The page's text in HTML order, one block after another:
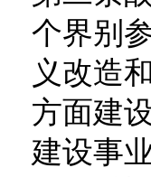
个界别
义改造
方面建
建设事